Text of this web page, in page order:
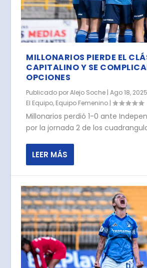
MILLONARIOS PIERDE EL
CAPITALINO Y SE
OPCIONES
Publicado porAlejo Soche |Ago 18, 2025
El Equipo, Equipo Femenino |
Millonarios perdió 1-0 ante
por la jornada 2 de los
LEER MÁS